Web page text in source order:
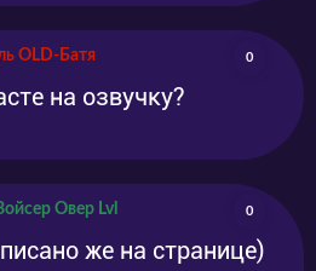
OLD-Батя 0
на озвучку?
Овер Lvl 0
же на странице)